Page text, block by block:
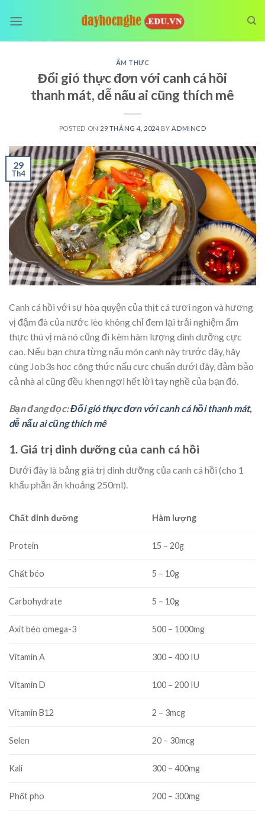
ẨM THỰC
Đổi gió thực đơn với canh cá hồi
thanh mát, dễ nấu ai cũng thích mê
POSTED ON 29 THÁNG 4, 2024 BY ADMINCD
29
Th4
Canh cá hồi với sự hòa quyện của thịt cá tươi ngon và hương
vị đậm đà của nước lèo không chỉ đem lại trải nghiệm ẩm
thực thú vị mà nó cũng đi kèm hàm lượng dinh dưỡng cực
cao. Nếu bạn chưa từng nấu món canh này trước đây, hãy
cùng Job3s học công thức nấu cực chuẩn dưới đây, đảm bảo
cả nhà ai cũng đều khen ngợi hết lời tay nghề của bạn đó.
Bạn đang đọc:Đổi gió thực đơn với canh cá hồi thanh mát,
dễ nấu ai cũng thích mê
1. Giá trị dinh dưỡng của canh cá hồi
Dưới đây là bảng giá trị dinh dưỡng của canh cá hồi (cho 1
khẩu phần ăn khoảng 250ml).
Chất dinh dưỡng Hàm lượng
Protein 15 – 20g
Chất béo 5 – 10g
Carbohydrate 5 – 10g
Axit béo omega-3 500 – 1000mg
Vitamin A 300 – 400 IU
Vitamin D 100 – 200 IU
Vitamin B12 2 – 3mcg
Selen 20 – 30mcg
Kali 300 – 400mg
Phốt pho 200 – 300mg